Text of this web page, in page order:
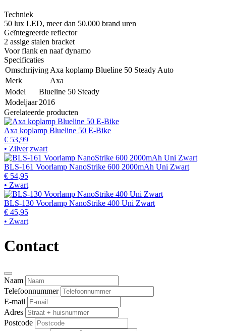
Techniek
50 lux LED, meer dan 50.000 brand uren
Geïntegreerde reflector
2 assige stalen bracket
Voor flank en naaf dynamo
Specificaties
Omschrijving Axa koplamp Blueline 50 Steady Auto
Merk
Axa
Model
Blueline 50 Steady
Modeljaar 2016
Gerelateerde producten
Axa koplamp Blueline 50 E-Bike
€ 53,99
• Zilver|zwart
BLS-161 Voorlamp NanoStrike 600 2000mAh Uni Zwart
€ 54,95
• Zwart
BLS-130 Voorlamp NanoStrike 400 Uni Zwart
€ 45,95
• Zwart
Contact
Naam
Telefoonnummer
E-mail
Adres
Postcode